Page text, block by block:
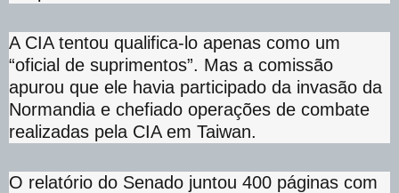
A CIA tentou qualifica-lo apenas como um
“oficial de suprimentos”. Mas a comissão
apurou que ele havia participado da invasão da
Normandia e chefiado operações de combate
realizadas pela CIA em Taiwan.
O relatório do Senado juntou 400 páginas com